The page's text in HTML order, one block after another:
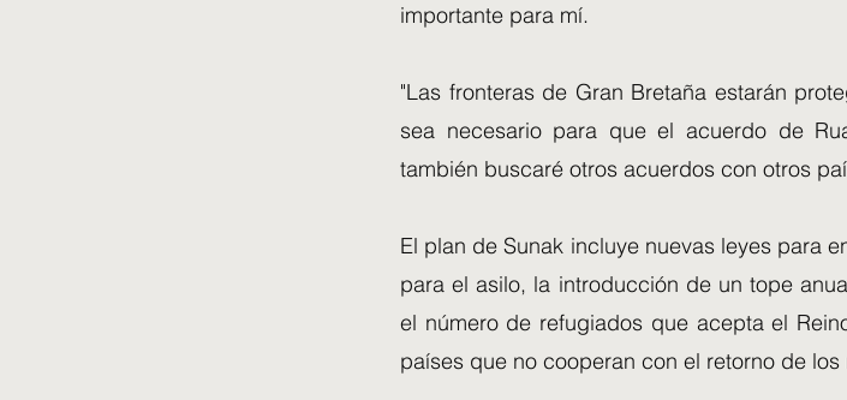
importante para mí.
"Las fronteras de Gran Bretaña estarán
sea necesario para que el acuerdo de
también buscaré otros acuerdos con otros
El plan de Sunak incluye nuevas leyes para
para el asilo, la introducción de un tope
el número de refugiados que acepta el
países que no cooperan con el retorno de los